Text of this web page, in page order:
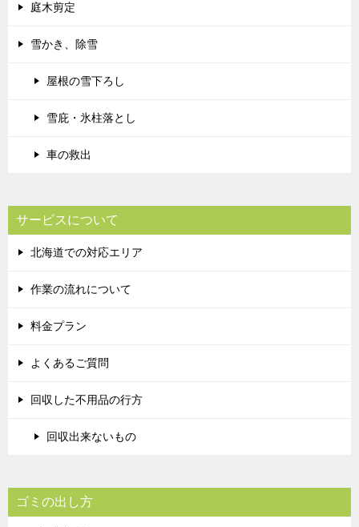
庭木剪定
雪かき、除雪
屋根の雪下ろし
雪庇・氷柱落とし
車の救出
サービスについて
北海道での対応エリア
作業の流れについて
料金プラン
よくあるご質問
回収した不用品の行方
回収出来ないもの
ゴミの出し方